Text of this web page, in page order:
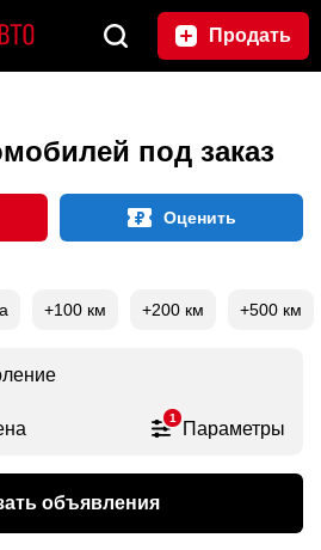
Продать
под заказ
Оценить
+100 км +200 км +500 км
1 Параметры
объявления